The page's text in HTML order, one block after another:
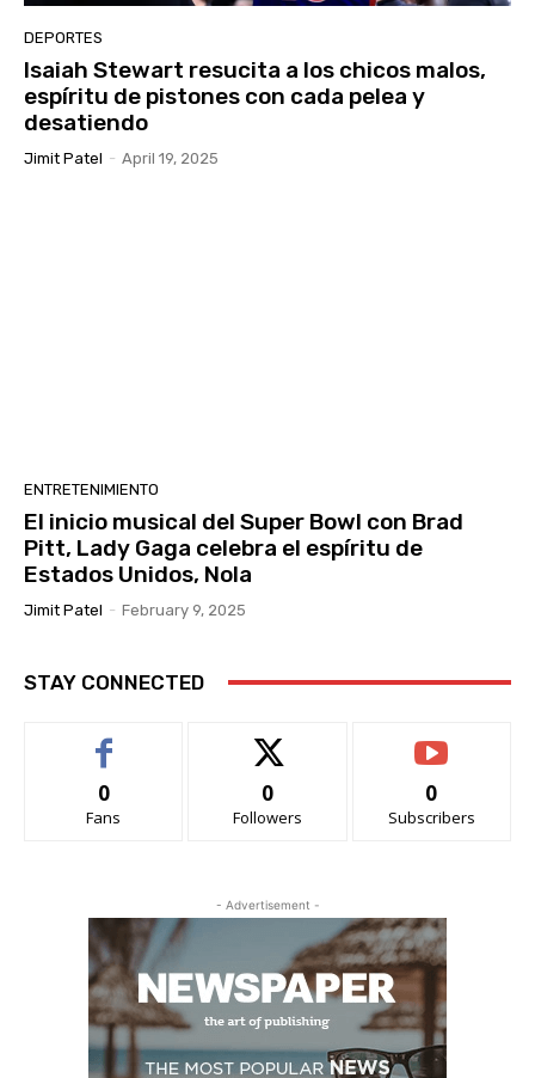
DEPORTES
Isaiah Stewart resucita a los chicos malos,
espíritu de pistones con cada pelea y
desatiendo
Jimit Patel - April 19, 2025
ENTRETENIMIENTO
El inicio musical del Super Bowl con Brad
Pitt, Lady Gaga celebra el espíritu de
Estados Unidos, Nola
Jimit Patel - February 9, 2025
STAY CONNECTED
0
Fans
0
Followers
0
Subscribers
- Advertisement -